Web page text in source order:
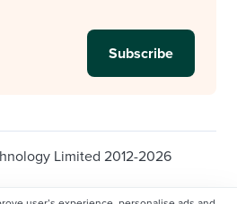
Limited 2012-2026
Cookie Settings